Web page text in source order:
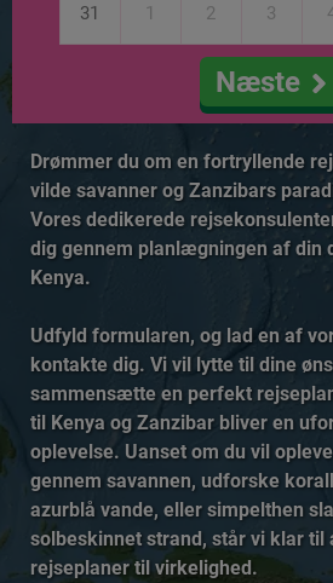
31 1 2 3
Næste
Drømmer du om en fortryllende
vilde savanner og Zanzibars
Vores dedikerede
dig gennem planlægningen af din
Kenya.
Udfyld formularen, og lad en af
kontakte dig. Vi vil lytte til dine
sammensætte en perfekt
til Kenya og Zanzibar bliver en
oplevelse. Uanset om du vil
gennem savannen, udforske
azurblå vande, eller simpelthen
solbeskinnet strand, står vi klar til
rejseplaner til virkelighed.